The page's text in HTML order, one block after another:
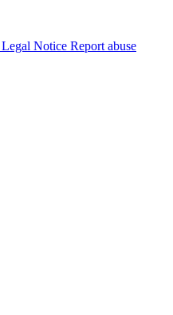
Legal Notice Report abuse